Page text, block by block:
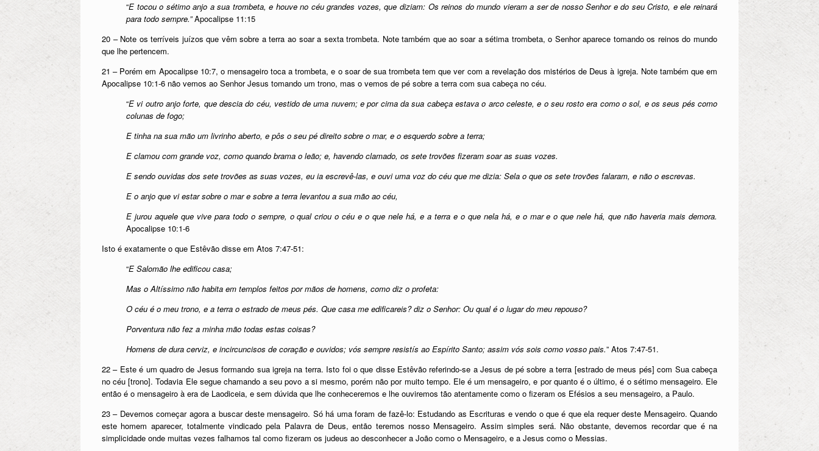
“E tocou o sétimo anjo a sua trombeta, e houve no céu grandes vozes, que diziam: Os reinos do mundo vieram a ser de nosso Senhor e do seu Cristo, e ele reinará
para todo sempre.”Apocalipse 11:15
20 – Note os terríveis juízos que vêm sobre a terra ao soar a sexta trombeta. Note também que ao soar a sétima trombeta, o Senhor aparece tomando os reinos do mundo
que lhe pertencem.
21 – Porém em Apocalipse 10:7, o mensageiro toca a trombeta, e o soar de sua trombeta tem que ver com a revelação dos mistérios de Deus à igreja. Note também que em
Apocalipse 10:1-6 não vemos ao Senhor Jesus tomando um trono, mas o vemos de pé sobre a terra com sua cabeça no céu.
“E vi outro anjo forte, que descia do céu, vestido de uma nuvem; e por cima da sua cabeça estava o arco celeste, e o seu rosto era como o sol, e os seus pés como
colunas de fogo;
E tinha na sua mão um livrinho aberto, e pôs o seu pé direito sobre o mar, e o esquerdo sobre a terra;
E clamou com grande voz, como quando brama o leão; e, havendo clamado, os sete trovões fizeram soar as suas vozes.
E sendo ouvidas dos sete trovões as suas vozes, eu ia escrevê-las, e ouvi uma voz do céu que me dizia: Sela o que os sete trovões falaram, e não o escrevas.
E o anjo que vi estar sobre o mar e sobre a terra levantou a sua mão ao céu,
E jurou aquele que vive para todo o sempre, o qual criou o céu e o que nele há, e a terra e o que nela há, e o mar e o que nele há, que não haveria mais demora.
Apocalipse 10:1-6
Isto é exatamente o que Estêvão disse em Atos 7:47-51:
“E Salomão lhe edificou casa;
Mas o Altíssimo não habita em templos feitos por mãos de homens, como diz o profeta:
O céu é o meu trono, e a terra o estrado de meus pés. Que casa me edificareis? diz o Senhor: Ou qual é o lugar do meu repouso?
Porventura não fez a minha mão todas estas coisas?
Homens de dura cerviz, e incircuncisos de coração e ouvidos; vós sempre resistís ao Espírito Santo; assim vós sois como vosso pais.” Atos 7:47-51.
22 – Este é um quadro de Jesus formando sua igreja na terra. Isto foi o que disse Estêvão referindo-se a Jesus de pé sobre a terra [estrado de meus pés] com Sua cabeça
no céu [trono]. Todavia Ele segue chamando a seu povo a si mesmo, porém não por muito tempo. Ele é um mensageiro, e por quanto é o último, é o sétimo mensageiro. Ele
então é o mensageiro à era de Laodiceia, e sem dúvida que lhe conheceremos e lhe ouviremos tão atentamente como o fizeram os Efésios a seu mensageiro, a Paulo.
23 – Devemos começar agora a buscar deste mensageiro. Só há uma foram de fazê-lo: Estudando as Escrituras e vendo o que é que ela requer deste Mensageiro. Quando
este homem aparecer, totalmente vindicado pela Palavra de Deus, então teremos nosso Mensageiro. Assim simples será. Não obstante, devemos recordar que é na
simplicidade onde muitas vezes falhamos tal como fizeram os judeus ao desconhecer a João como o Mensageiro, e a Jesus como o Messias.